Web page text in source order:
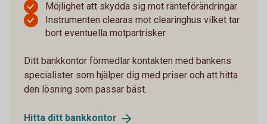
Möjlighet att skydda sig mot ränteförändringar
Instrumenten clearas mot clearinghus vilket tar
bort eventuella motpartrisker
Ditt bankkontor förmedlar kontakten med bankens
specialister som hjälper dig med priser och att hitta
den lösning som passar bäst.
Hitta ditt bankkontor